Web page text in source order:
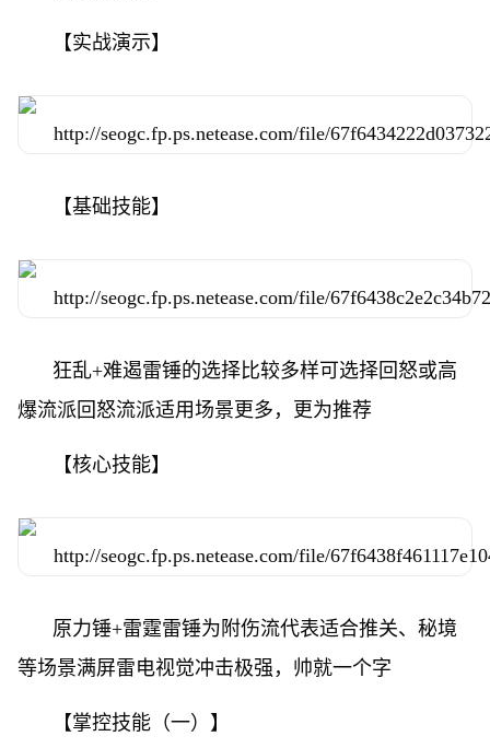
【实战演示】
【基础技能】
狂乱+难遏雷锤的选择比较多样可选择回怒或高
爆流派回怒流派适用场景更多，更为推荐
【核心技能】
原力锤+雷霆雷锤为附伤流代表适合推关、秘境
等场景满屏雷电视觉冲击极强，帅就一个字
【掌控技能（一）】